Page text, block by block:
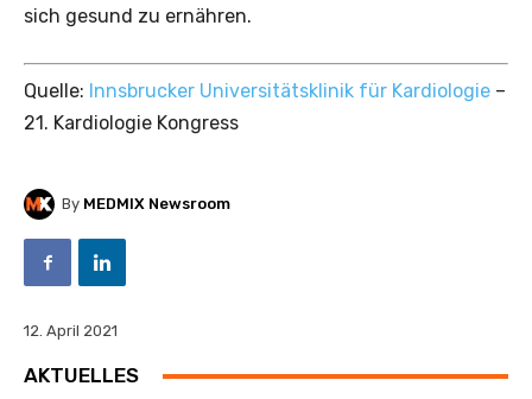
sich gesund zu ernähren.
Quelle: Innsbrucker Universitätsklinik für Kardiologie –
21. Kardiologie Kongress
By MEDMIX Newsroom
12. April 2021
AKTUELLES